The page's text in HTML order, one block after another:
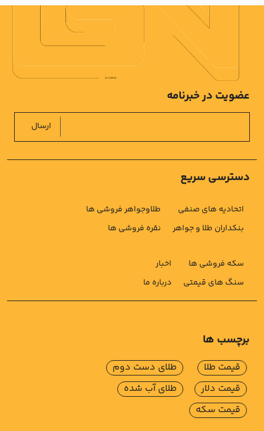
دسترسی سریع
اتحادیه های صنفی
بنکداران طلا و جواهر
طلاوجواهر فروشی ها
نقره فروشی ها
سکه فروشی ها
سنگ های قیمتی
اخبار
درباره ما
عضویت در خبرنامه
ارسال
برچسب ها
قیمت طلا
قیمت دلار
قیمت سکه
طلای دست دوم
طلای آب شده